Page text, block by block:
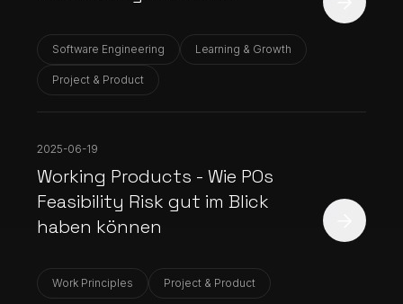
Software Engineering Learning & Growth
Project & Product
2025-06-19
Working Products - Wie POs
Feasibility Risk gut im Blick
haben können
Work Principles Project & Product